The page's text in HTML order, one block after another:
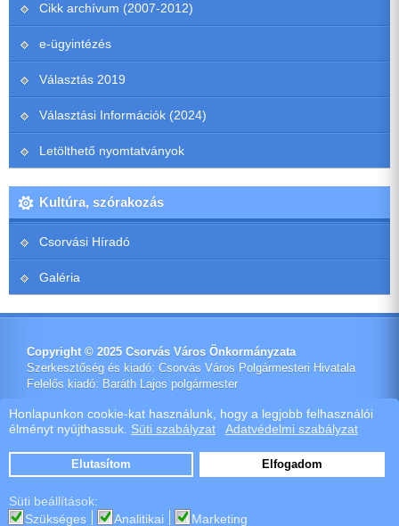
Honlapunkon cookie-kat használunk, hogy a legjobb felhasználói
élményt nyújthassuk. Süti szabályzat Adatvédelmi szabályzat
Elutasítom Elfogadom
Süti beállítások:
Szükséges
Analitikai Marketing
Cikk archívum (2007-2012)
e-ügyintézés
Választás 2019
Választási Információk (2024)
Letölthető nyomtatványok
Kultúra, szórakozás
Csorvási Híradó
Galéria
Copyright © 2025 Csorvás Város Önkormányzata
Szerkesztőség és kiadó: Csorvás Város Polgármesteri Hivatala
Felelős kiadó: Baráth Lajos polgármester
Impresszum
Ötletes Megoldások Kft.
Webdeisign|Webhost
Szoftver értékesítés